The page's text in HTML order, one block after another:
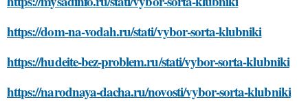
https://dom-na-vodah.ru/stati/vybor-sorta-klubniki
https://hudeite-bez-problem.ru/stati/vybor-sorta-klubniki
https://narodnaya-dacha.ru/novosti/vybor-sorta-klubniki